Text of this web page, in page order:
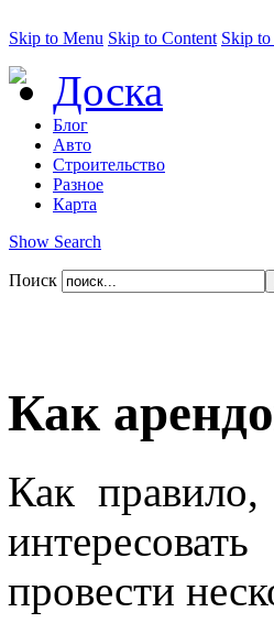
Skip to Menu Skip to Content Skip
Доска
Блог
Авто
Строительство
Разное
Карта
Show Search
Поиск
Как
Как правило,
провести